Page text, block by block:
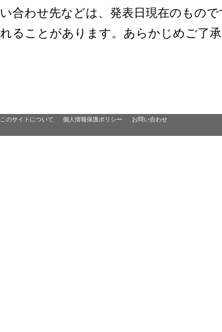
い合わせ先などは、発表日現在のもの
れることがあります。あらかじめご了
このサイトについて 個人情報保護ポリシー お問い合わせ